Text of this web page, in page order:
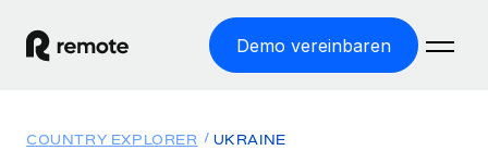
Demo vereinbaren
COUNTRY EXPLORER UKRAINE